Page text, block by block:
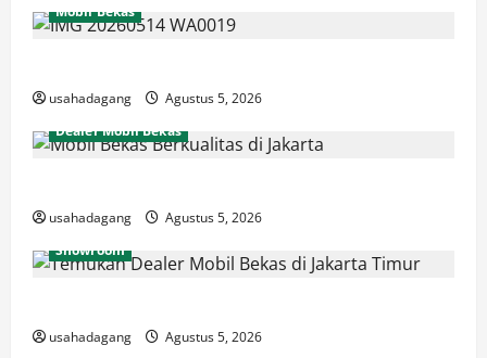
Mobil Bekas
usahadagang
Agustus 5, 2026
Dealer Mobil Bekas
usahadagang
Agustus 5, 2026
Showroom
usahadagang
Agustus 5, 2026